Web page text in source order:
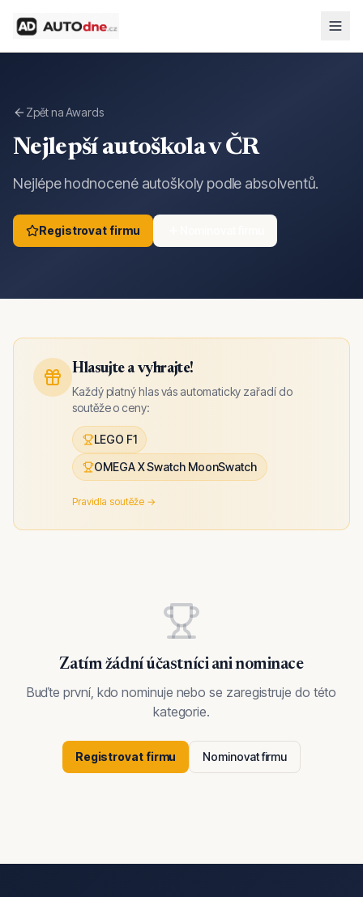
Zpět na Awards
Nejlepší autoškola v ČR
Nejlépe hodnocené autoškoly podle absolventů.
Registrovat firmu
Hlasujte a vyhrajte!
Každý platný hlas vás automaticky zařadí do
soutěže o ceny:
LEGO F1
OMEGA X Swatch MoonSwatch
Pravidla soutěže →
Zatím žádní účastníci ani nominace
Buďte první, kdo nominuje nebo se zaregistruje do této
kategorie.
Registrovat firmu Nominovat firmu